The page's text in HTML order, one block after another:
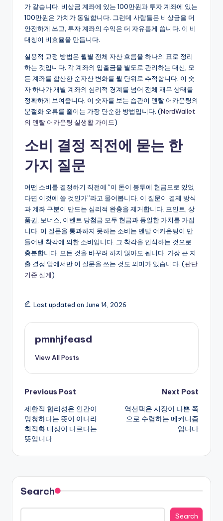
가 같습니다. 비상금 계좌에 있는 100만원과 투자 계좌에 있는
100만원은 가치가 동일합니다. 그런데 사람들은 비상금을 더
안전하게 쓰고, 투자 계좌의 수익은 더 자유롭게 씁니다. 이 비
대칭이 비효율을 만듭니다.
실용적 교정 방법은 월별 전체 자산 흐름을 하나의 표로 정리
하는 것입니다. 각 계좌의 입출금을 별도로 관리하는 대신, 모
든 계좌를 합산한 순자산 변화를 월 단위로 추적합니다. 이 숫
자 하나가 개별 계좌의 심리적 경계를 넘어 전체 재무 상태를
정확하게 보여줍니다. 이 숫자를 보는 습관이 멘탈 어카운팅의
분절화 오류를 줄이는 가장 단순한 방법입니다. (NerdWallet
의 멘탈 어카운팅 실생활 가이드)
소비 결정 직전에 묻는 한
가지 질문
어떤 소비를 결정하기 직전에 “이 돈이 봉투에 현금으로 있었
다면 이것에 쓸 것인가”라고 물어봅니다. 이 질문이 결제 방식
과 계좌 구분이 만드는 심리적 완충을 제거합니다. 포인트, 상
품권, 보너스, 이벤트 당첨금 모두 현금과 동일한 가치를 가집
니다. 이 질문을 통과하지 못하는 소비는 멘탈 어카운팅이 만
들어낸 착각에 의한 소비입니다. 그 착각을 인식하는 것으로
충분합니다. 모든 것을 바꾸려 하지 않아도 됩니다. 가장 큰 지
출 결정 앞에서만 이 질문을 쓰는 것도 의미가 있습니다. (판단
기준 설계)
Last updated on June 14, 2026
pmnhjfeasd
View All Posts
Post
navigation
Previous Post
제한적 합리성은 인간이
멍청하다는 뜻이 아니라
최적화 대상이 다르다는
뜻입니다
Next Post
역선택은 시장이 나쁜 쪽
으로 수렴하는 메커니즘
입니다
Search
Search